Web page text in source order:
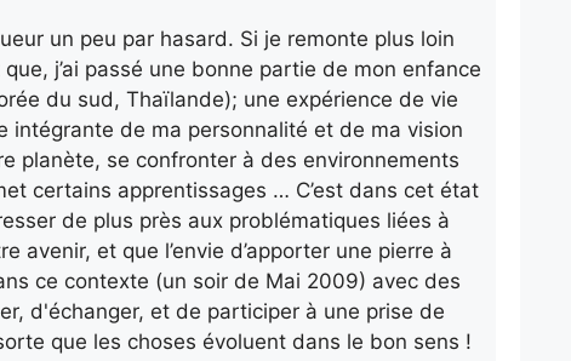
un peu par hasard. Si je remonte plus loin
j’ai passé une bonne partie de mon enfance
du sud, Thaïlande); une expérience de vie
de ma personnalité et de ma vision
planète, se confronter à des environnements
certains apprentissages … C’est dans cet état
de plus près aux problématiques liées à
avenir, et que l’envie d’apporter une pierre à
ce contexte (un soir de Mai 2009) avec des
d'échanger, et de participer à une prise de
que les choses évoluent dans le bon sens !